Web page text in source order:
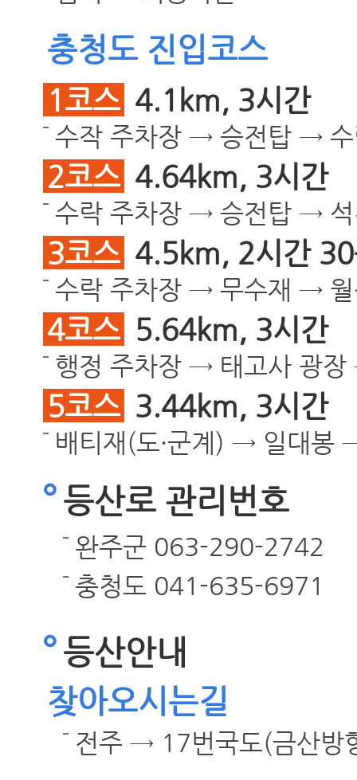
충청도 진입코스
1코스 4.1km, 3시간
수작 주차장 → 승전탑 →
2코스 4.64km, 3시간
수락 주차장 → 승전탑 →
3코스 4.5km, 2시간
수락 주차장 → 무수재 →
4코스 5.64km, 3시간
행정 주차장 → 태고사 광
5코스 3.44km, 3시간
배티재(도·군계) → 일대
등산로 관리번호
완주군 063-290-2742
충청도 041-635-6971
등산안내
찾아오시는길
전주 → 17번국도(금산